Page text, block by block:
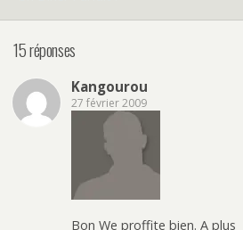
15 réponses
Kangourou
27 février 2009
Bon We proffite bien. A plus